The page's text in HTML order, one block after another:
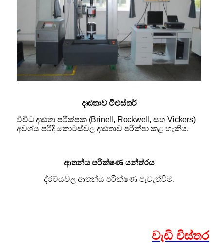
දෘඪතාව ටීඑස්තර්
විවිධ දෘඪතා පරීක්ෂක (Brinell, Rockwell, සහ Vickers)
අවශ්ය පරිදි කොටස්වල දෘඪතාව පරීක්ෂා කළ හැකිය.
ආතන්ය පරීක්ෂණ යන්ත්රය
ද්රව්යවල ආතන්ය පරීක්ෂණ පැවැත්වීම.
වැඩි විස්තර